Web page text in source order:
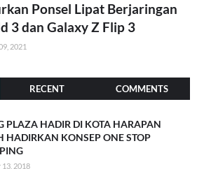
Ponsel Lipat Berjaringan
3 dan Galaxy Z Flip 3
2021
RECENT COMMENTS
PLAZA HADIR DI KOTA HARAPAN
HADIRKAN KONSEP ONE STOP
2018